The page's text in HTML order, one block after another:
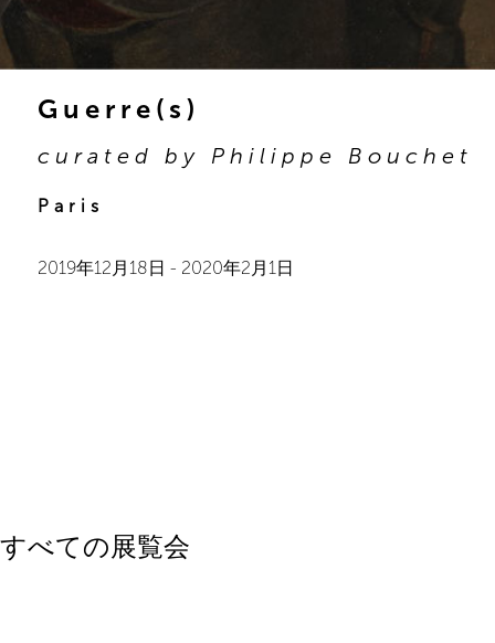
Guerre(s)
curated by Philippe Bouchet
Paris
2019年12月18日 - 2020年2月1日
すべての展覧会